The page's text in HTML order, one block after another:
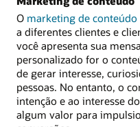
O marketing de conteúdo
a diferentes clientes e
você apresenta sua
personalizado for o
de gerar interesse,
pessoas. No entanto, o
intenção e ao interesse
algum valor para